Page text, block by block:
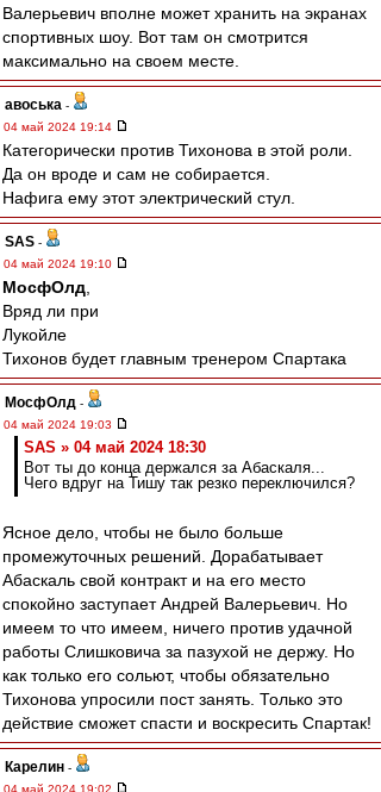
Валерьевич вполне может хранить на экранах
спортивных шоу. Вот там он смотрится
максимально на своем месте.
авоська -
04 май 2024 19:14
Категорически против Тихонова в этой роли.
Да он вроде и сам не собирается.
Нафига ему этот электрический стул.
SAS -
04 май 2024 19:10
МосфОлд
Вряд ли при
Лукойле
Тихонов будет главным тренером Спартака
МосфОлд -
04 май 2024 19:03
SAS » 04 май 2024 18:30
Вот ты до конца держался за Абаскаля...
Чего вдруг на Тишу так резко переключился?
Ясное дело, чтобы не было больше
промежуточных решений. Дорабатывает
Абаскаль свой контракт и на его место
спокойно заступает Андрей Валерьевич. Но
имеем то что имеем, ничего против удачной
работы Слишковича за пазухой не держу. Но
как только его сольют, чтобы обязательно
Тихонова упросили пост занять. Только это
действие сможет спасти и воскресить Спартак!
Карелин -
04 май 2024 19:02